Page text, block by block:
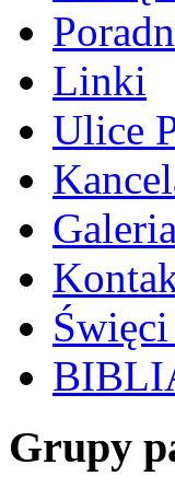
Linki
Ulice
Święci
Grupy